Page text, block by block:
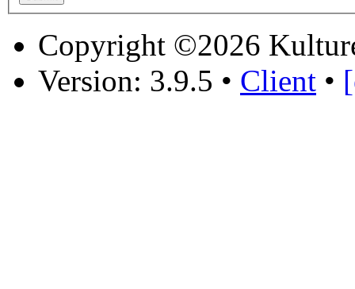
Copyright ©2026
Version: 3.9.5 • Client •